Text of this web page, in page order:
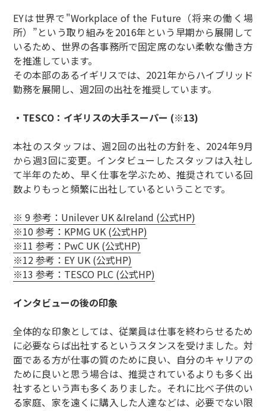
EYは世界で"Workplace of the Future（将来の働く場
所）”という取り組みを2016年という早期から展開して
いるため、世界の各事務所で固定席のない柔軟な働き方
を推進しています。
その本部のあるイギリスでは、2021年からハイブリッド
勤務を展開し、週2回の出社を推奨しています。
・TESCO：イギリスの大手スーパー (※13)
本社のスタッフは、週2回の出社の方針を、2024年9月
から週3回に変更。インタビューしたスタッフは入社し
て半年のため、早く仕事を学ぶため、推奨されている回
数よりもっと頻繁に出社しているということです。
※ 9 参考：Unilever UK &Ireland (公式HP)
※10 参考：KPMG UK (公式HP)
※11 参考：PwC UK (公式HP)
※12 参考：EY UK (公式HP)
※13 参考：TESCO PLC (公式HP)
インタビューの後の印象
全体的な印象としては、従業員は仕事を終わらせるため
に必要ならば出社するというスタンスを受けました。対
面である方が仕事の質のために良い、自分のキャリアの
ために良いと思う場合は、推奨されているよりも多く出
社するという声も多くありました。それに比べ子供のい
る家庭、家を遠くに購入した人達などは、必要でない限